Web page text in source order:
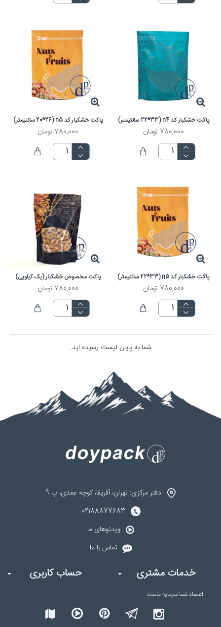
پاکت خشکبار کد n4 (22*33 سانتیمتر)
780,000 تومان
پاکت خشکبار کد n5 (20*26 سانتیمتر)
780,000 تومان
پاکت خشکبار کد n5 (22*33 سانتیمتر)
780,000 تومان
پاکت مخصوص خشکبار (یک کیلویی)
780,000 تومان
شما به پایان لیست رسیده اید.
دفتر مرکزی: تهران، آفریقا، کوچه عمدی، پ 9
02188877683
ویدئوهای ما
تماس با ما
خدمات مشتری حساب کاربری
اعتماد شما سرمایه ماست